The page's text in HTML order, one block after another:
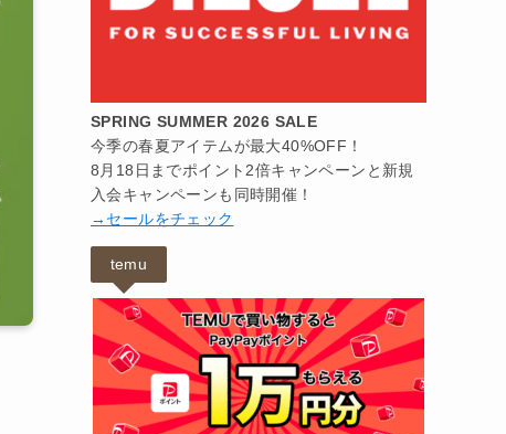
SPRING SUMMER 2026 SALE
今季の春夏アイテムが最大40%OFF！
8月18日までポイント2倍キャンペーンと新規
入会キャンペーンも同時開催！
→セールをチェック
temu